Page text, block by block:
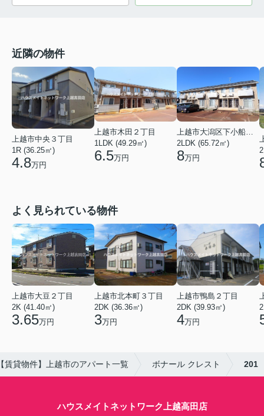
近隣の物件
上越市中央３丁目
1R (36.25㎡)
4.8万円
上越市木田２丁目
1LDK (49.29㎡)
6.5万円
上越市大潟区下小船津浜
2LDK (65.72㎡)
8万円
よく見られている物件
上越市大豆２丁目
2K (41.40㎡)
3.65万円
上越市北本町３丁目
2DK (36.36㎡)
3万円
上越市鴨島２丁目
2DK (39.93㎡)
4万円
賃貸物件】上越市のアパート一覧 ボナール クレスト 201
ハウスメイトネットワーク上越高田店